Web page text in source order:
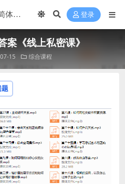
登录
案《线上私密课》
15 综合课程